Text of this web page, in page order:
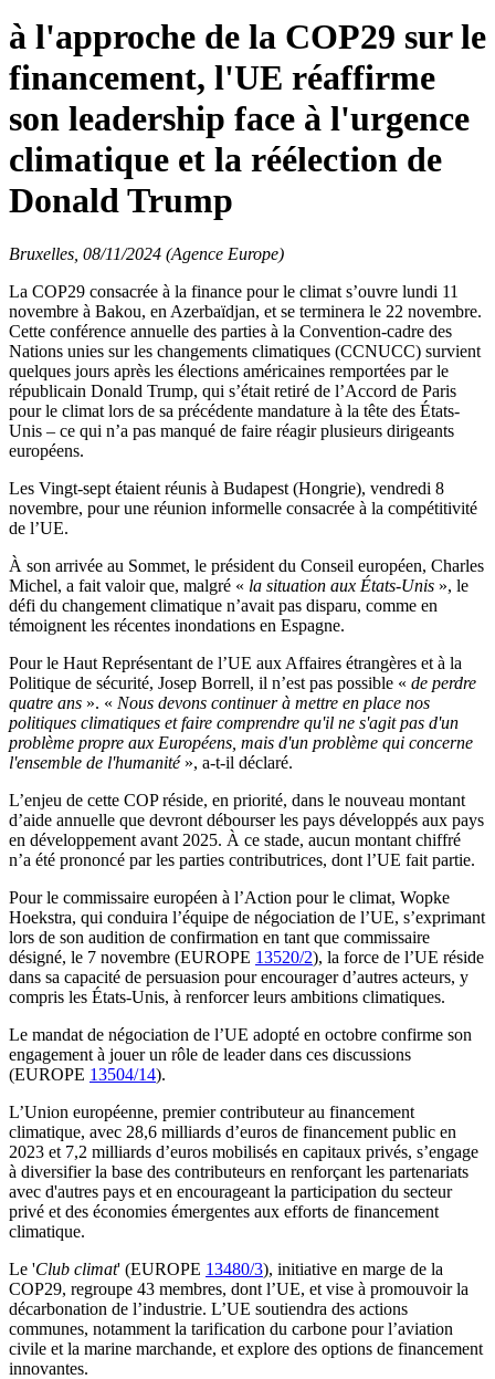
à l'approche de la COP29 sur le
financement, l'UE réaffirme
son leadership face à l'urgence
climatique et la réélection de
Donald Trump
Bruxelles, 08/11/2024 (Agence Europe)
La COP29 consacrée à la finance pour le climat s’ouvre lundi 11
novembre à Bakou, en Azerbaïdjan, et se terminera le 22 novembre.
Cette conférence annuelle des parties à la Convention-cadre des
Nations unies sur les changements climatiques (CCNUCC) survient
quelques jours après les élections américaines remportées par le
républicain Donald Trump, qui s’était retiré de l’Accord de Paris
pour le climat lors de sa précédente mandature à la tête des États-
Unis – ce qui n’a pas manqué de faire réagir plusieurs dirigeants
européens.
Les Vingt-sept étaient réunis à Budapest (Hongrie), vendredi 8
novembre, pour une réunion informelle consacrée à la compétitivité
de l’UE.
À son arrivée au Sommet, le président du Conseil européen, Charles
Michel, a fait valoir que, malgré « la situation aux États-Unis », le
défi du changement climatique n’avait pas disparu, comme en
témoignent les récentes inondations en Espagne.
Pour le Haut Représentant de l’UE aux Affaires étrangères et à la
Politique de sécurité, Josep Borrell, il n’est pas possible « de perdre
quatre ans ». « Nous devons continuer à mettre en place nos
politiques climatiques et faire comprendre qu'il ne s'agit pas d'un
problème propre aux Européens, mais d'un problème qui concerne
l'ensemble de l'humanité», a-t-il déclaré.
L’enjeu de cette COP réside, en priorité, dans le nouveau montant
d’aide annuelle que devront débourser les pays développés aux pays
en développement avant 2025. À ce stade, aucun montant chiffré
n’a été prononcé par les parties contributrices, dont l’UE fait partie.
Pour le commissaire européen à l’Action pour le climat, Wopke
Hoekstra, qui conduira l’équipe de négociation de l’UE, s’exprimant
lors de son audition de confirmation en tant que commissaire
désigné, le 7 novembre (EUROPE 13520/2), la force de l’UE réside
dans sa capacité de persuasion pour encourager d’autres acteurs, y
compris les États-Unis, à renforcer leurs ambitions climatiques.
Le mandat de négociation de l’UE adopté en octobre confirme son
engagement à jouer un rôle de leader dans ces discussions
(EUROPE 13504/14).
L’Union européenne, premier contributeur au financement
climatique, avec 28,6 milliards d’euros de financement public en
2023 et 7,2 milliards d’euros mobilisés en capitaux privés, s’engage
à diversifier la base des contributeurs en renforçant les partenariats
avec d'autres pays et en encourageant la participation du secteur
privé et des économies émergentes aux efforts de financement
climatique.
Le 'Club climat' (EUROPE 13480/3), initiative en marge de la
COP29, regroupe 43 membres, dont l’UE, et vise à promouvoir la
décarbonation de l’industrie. L’UE soutiendra des actions
communes, notamment la tarification du carbone pour l’aviation
civile et la marine marchande, et explore des options de financement
innovantes.